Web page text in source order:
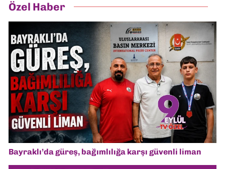
Özel Haber
Bayraklı’da güreş, bağımlılığa karşı güvenli liman